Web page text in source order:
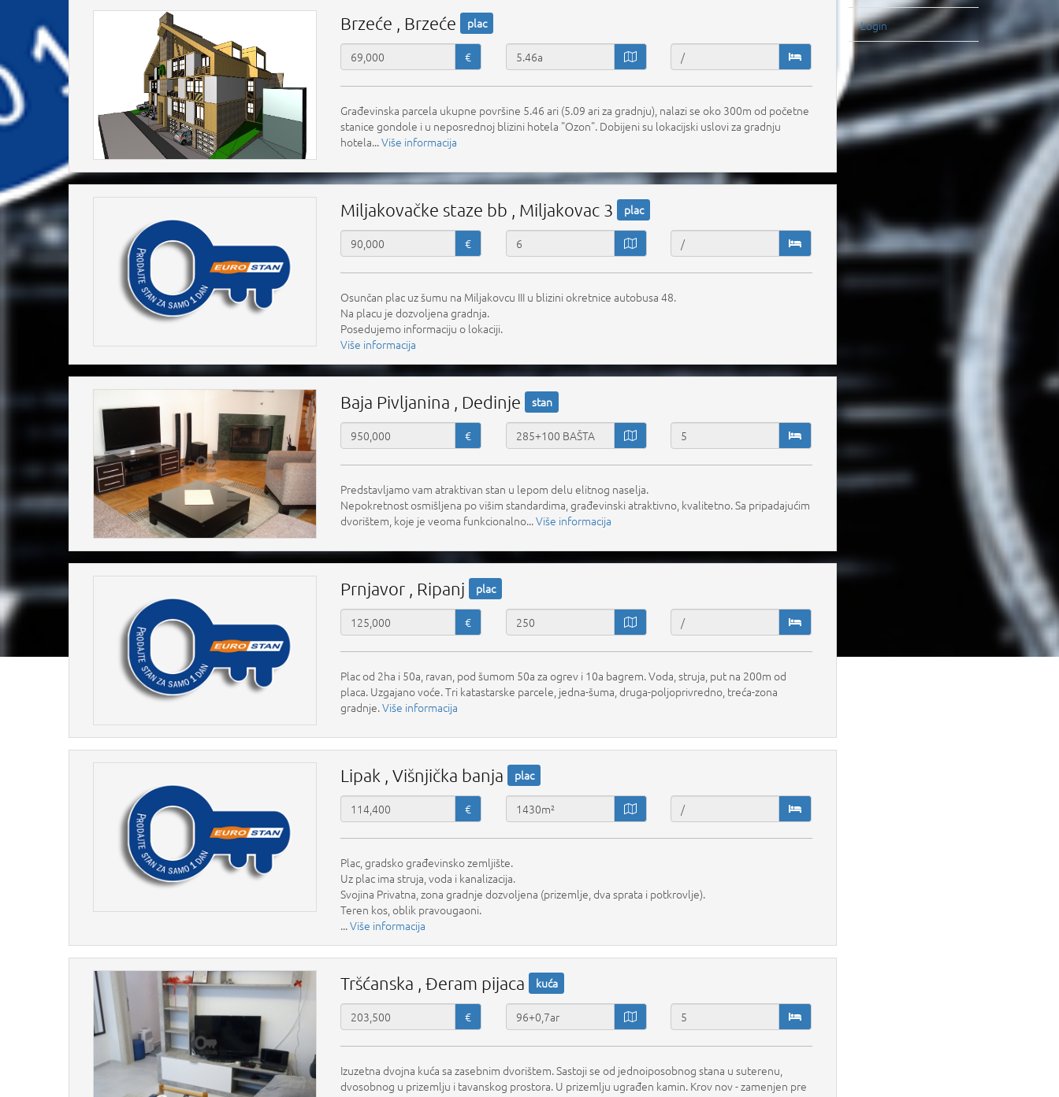
Brzeće , Brzeće plac
€
Građevinska parcela ukupne površine 5.46 ari (5.09 ari za gradnju), nalazi se oko 300m od početne
stanice gondole i u neposrednoj blizini hotela "Ozon". Dobijeni su lokacijski uslovi za gradnju
hotela...Više informacija
Miljakovačke staze bb , Miljakovac 3 plac
€
Osunčan plac uz šumu na Miljakovcu III u blizini okretnice autobusa 48.
Na placu je dozvoljena gradnja.
Posedujemo informaciju o lokaciji.
Više informacija
Baja Pivljanina , Dedinje stan
€
Predstavljamo vam atraktivan stan u lepom delu elitnog naselja.
Nepokretnost osmišljena po višim standardima, građevinski atraktivno, kvalitetno. Sa pripadajućim
dvorištem, koje je veoma funkcionalno...Više informacija
Prnjavor , Ripanj plac
€
Plac od 2ha i 50a, ravan, pod šumom 50a za ogrev i 10a bagrem. Voda, struja, put na 200m od
placa. Uzgajano voće. Tri katastarske parcele, jedna-šuma, druga-poljoprivredno, treća-zona
gradnje.Više informacija
Lipak , Višnjička banja plac
€
Plac, gradsko građevinsko zemljište.
Uz plac ima struja, voda i kanalizacija.
Svojina Privatna, zona gradnje dozvoljena (prizemlje, dva sprata i potkrovlje).
Teren kos, oblik pravougaoni.
...Više informacija
Tršćanska , Đeram pijaca kuća
€
Izuzetna dvojna kuća sa zasebnim dvorištem. Sastoji se od jednoiposobnog stana u suterenu,
dvosobnog u prizemlju i tavanskog prostora. U prizemlju ugrađen kamin. Krov nov - zamenjen pre
Login